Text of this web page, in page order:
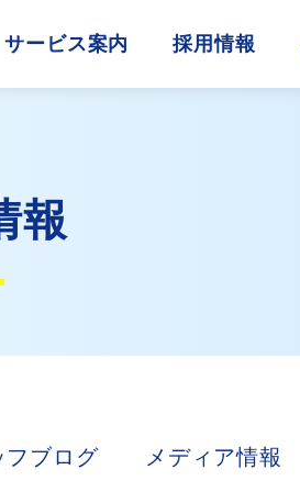
サービス案内 採用情報
報
フブログ メディア情報